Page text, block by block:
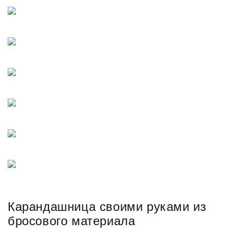
Карандашница своими руками из
бросового материала